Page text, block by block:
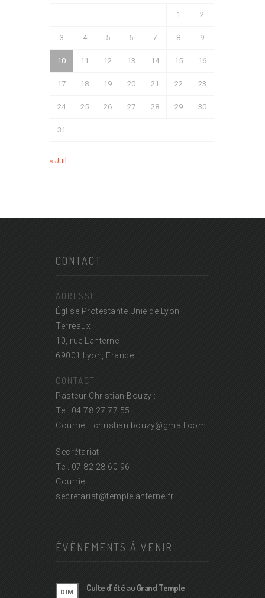
1 2
3 4 5 6 7 8 9
10 11 12 13 14 15 16
17 18 19 20 21 22 23
24 25 26 27 28 29 30
31
« Juil
CONTACT
ADRESSE
Église Protestante Unie de Lyon
Terreaux
10, rue Lanterne
69001 Lyon, France
CONTACT
Pasteur Christian Bouzy :
Tel. 04 78 27 77 55
Courriel : christian.bouzy@gmail.com
Secrétariat :
Tel. 07 82 28 60 96
Courriel :
secretariat@templelanterne.fr
ÉVÉNEMENTS À VENIR
DIM Culte d’été au Grand Temple